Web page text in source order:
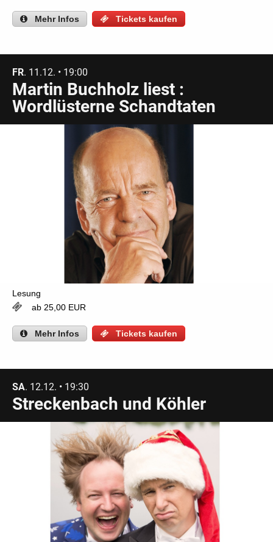
Mehr Infos Tickets kaufen
FR. 11.12. • 19:00
Martin Buchholz liest :
Wordlüsterne Schandtaten
Lesung
ab 25,00 EUR
Mehr Infos Tickets kaufen
SA. 12.12. • 19:30
Streckenbach und Köhler